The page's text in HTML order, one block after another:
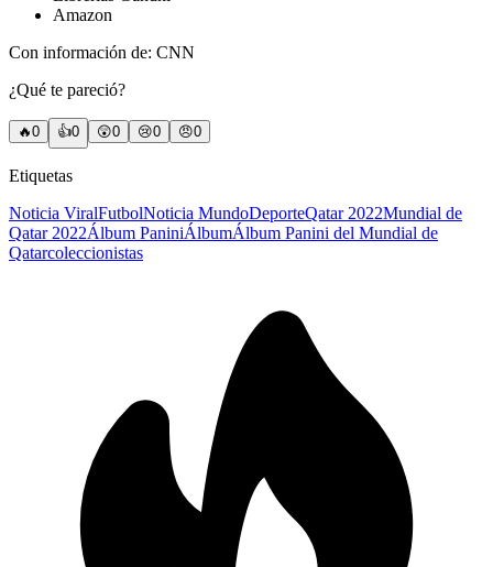
Amazon
Con información de: CNN
¿Qué te pareció?
🔥0 👍0 😲0 😢0 😠0
Etiquetas
Noticia ViralFutbolNoticia MundoDeporteQatar 2022Mundial de
Qatar 2022Álbum PaniniÁlbumÁlbum Panini del Mundial de
Qatarcoleccionistas